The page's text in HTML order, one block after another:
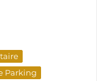
Parking